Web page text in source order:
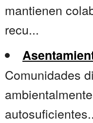
mantienen
recu...
Comunidades